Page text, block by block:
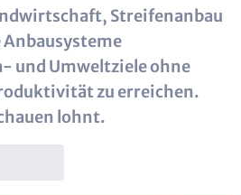
Streifenanbau
Anbausysteme
und Umweltziele ohne
zu erreichen.
lohnt.